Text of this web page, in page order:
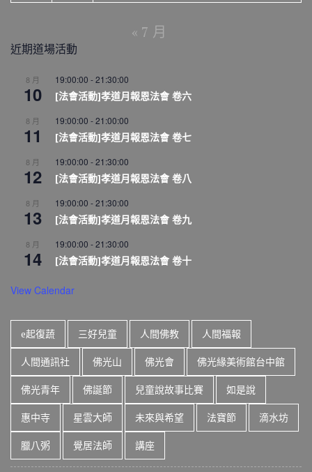
« 7 月
近期道場活動
8 月
10
19:00:00 -21:30:00
[法會活動]孝道月報恩法會 卷六
8 月
11
19:00:00 -21:00:00
[法會活動]孝道月報恩法會 卷七
8 月
12
19:00:00 -21:30:00
[法會活動]孝道月報恩法會 卷八
8 月
13
19:00:00 -21:30:00
[法會活動]孝道月報恩法會 卷九
8 月
14
19:00:00 -21:30:00
[法會活動]孝道月報恩法會 卷十
View Calendar
e起復蔬 三好兒童 人間佛教 人間福報
人間通訊社 佛光山 佛光會 佛光緣美術館台中館
佛光青年 佛誕節 兒童說故事比賽 如是說
惠中寺 星雲大師 未來與希望 法寶節 滴水坊
臘八粥 覺居法師 講座